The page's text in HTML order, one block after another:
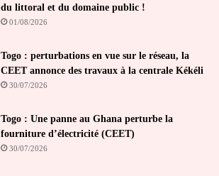
du littoral et du domaine public !
01/08/2026
Togo : perturbations en vue sur le réseau, la
CEET annonce des travaux à la centrale Kékéli
30/07/2026
Togo : Une panne au Ghana perturbe la
fourniture d’électricité (CEET)
30/07/2026